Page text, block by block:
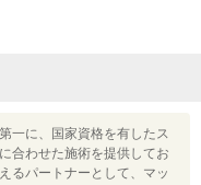
一に、国家資格を有したス
合わせた施術を提供してお
るパートナーとして、マッ